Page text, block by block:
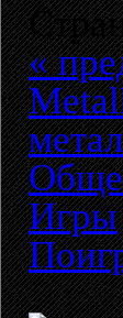
«
Игры